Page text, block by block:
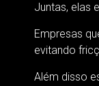
Juntas, elas
Empresas
evitando
Além disso